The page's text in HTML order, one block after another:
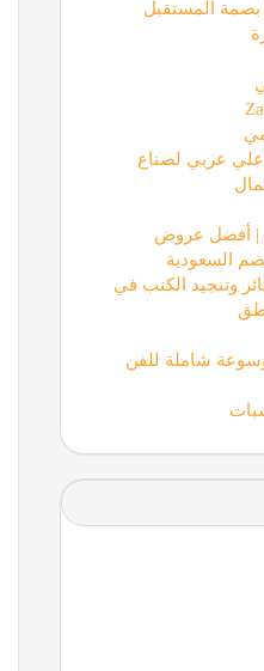
عربي لصناع
| أفضل عروض
السعودية
وتنجيد الكنب في
شاملة للفن